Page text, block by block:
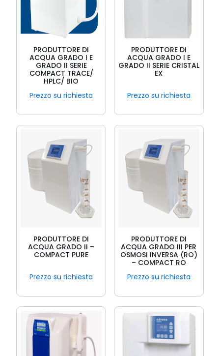
PRODUTTORE DI
ACQUA GRADO I E
GRADO II SERIE
COMPACT TRACE/
HPLC/ BIO
Prezzo su richiesta
PRODUTTORE DI
ACQUA GRADO I E
GRADO II SERIE CRISTAL
EX
Prezzo su richiesta
PRODUTTORE DI
ACQUA GRADO II –
COMPACT PURE
Prezzo su richiesta
PRODUTTORE DI
ACQUA GRADO III PER
OSMOSI INVERSA (RO)
– COMPACT RO
Prezzo su richiesta